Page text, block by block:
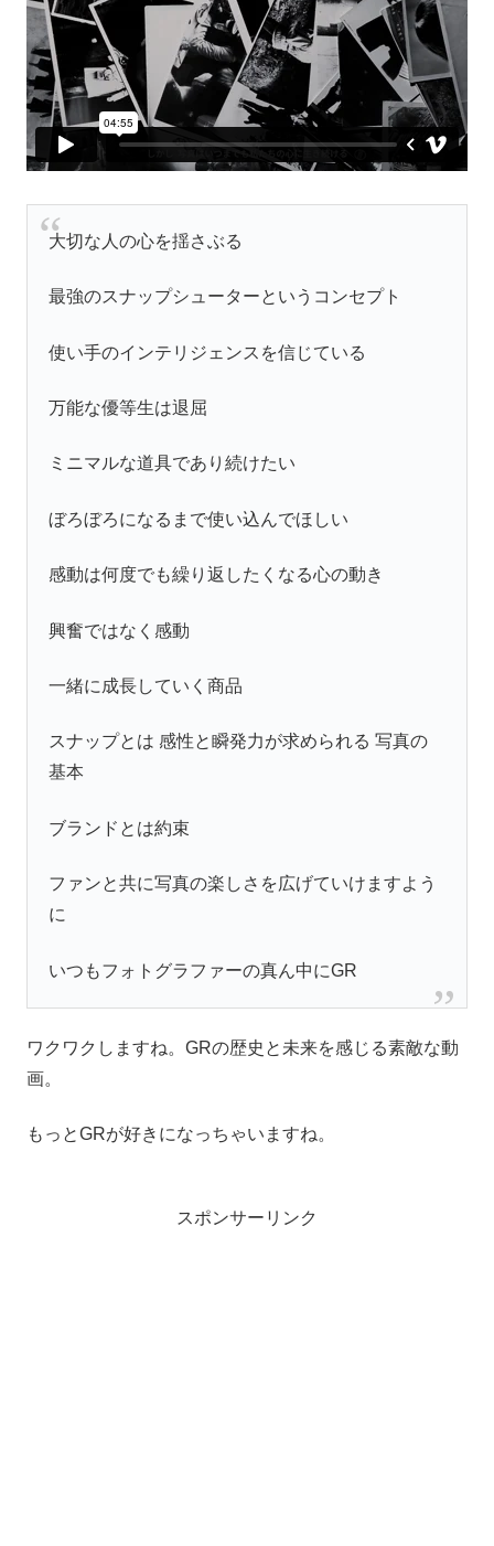
大切な人の心を揺さぶる
最強のスナップシューターというコンセプト
使い手のインテリジェンスを信じている
万能な優等生は退屈
ミニマルな道具であり続けたい
ぼろぼろになるまで使い込んでほしい
感動は何度でも繰り返したくなる心の動き
興奮ではなく感動
一緒に成長していく商品
スナップとは 感性と瞬発力が求められる 写真の
基本
ブランドとは約束
ファンと共に写真の楽しさを広げていけますよう
に
いつもフォトグラファーの真ん中にGR
ワクワクしますね。GRの歴史と未来を感じる素敵な動
画。
もっとGRが好きになっちゃいますね。
スポンサーリンク